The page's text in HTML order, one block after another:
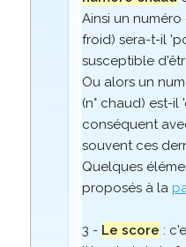
Ainsi un
froid) sera-t-il
susceptible
Ou alors un
(n° chaud) est-
conséquent
souvent ces
Quelques
proposés à la
3 - Le score :